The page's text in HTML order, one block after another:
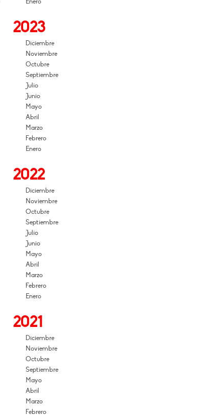
2023
Diciembre
Noviembre
Octubre
Septiembre
Julio
Junio
Mayo
Abril
Marzo
Febrero
Enero
2022
Diciembre
Noviembre
Octubre
Septiembre
Julio
Junio
Mayo
Abril
Marzo
Febrero
Enero
2021
Diciembre
Noviembre
Octubre
Septiembre
Mayo
Abril
Marzo
Febrero